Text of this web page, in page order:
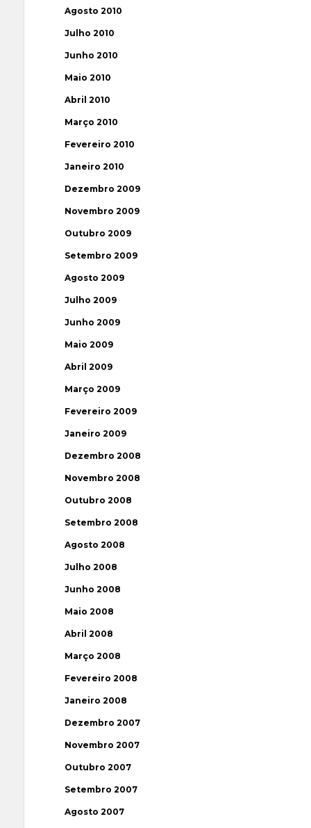
Agosto 2010
Julho 2010
Junho 2010
Maio 2010
Abril 2010
Março 2010
Fevereiro 2010
Janeiro 2010
Dezembro 2009
Novembro 2009
Outubro 2009
Setembro 2009
Agosto 2009
Julho 2009
Junho 2009
Maio 2009
Abril 2009
Março 2009
Fevereiro 2009
Janeiro 2009
Dezembro 2008
Novembro 2008
Outubro 2008
Setembro 2008
Agosto 2008
Julho 2008
Junho 2008
Maio 2008
Abril 2008
Março 2008
Fevereiro 2008
Janeiro 2008
Dezembro 2007
Novembro 2007
Outubro 2007
Setembro 2007
Agosto 2007